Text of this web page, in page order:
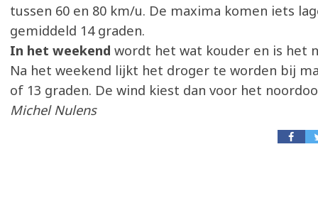
tussen 60 en 80 km/u. De maxima komen iets
gemiddeld 14 graden.
In het weekend wordt het wat kouder en is het
Na het weekend lijkt het droger te worden bij
of 13 graden. De wind kiest dan voor het
Michel Nulens